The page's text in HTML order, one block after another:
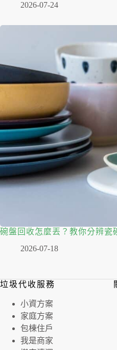
2026-07-24
碗盤回收怎麼丟？教你分辨瓷
2026-07-18
垃圾代收服務
⼩資⽅案
家庭⽅案
包棟住戶
我是商家